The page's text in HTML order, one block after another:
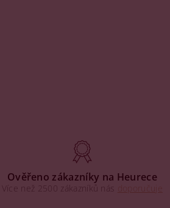
Ověřeno zákazníky na Heurece
Více než 2500 zákazníků nás